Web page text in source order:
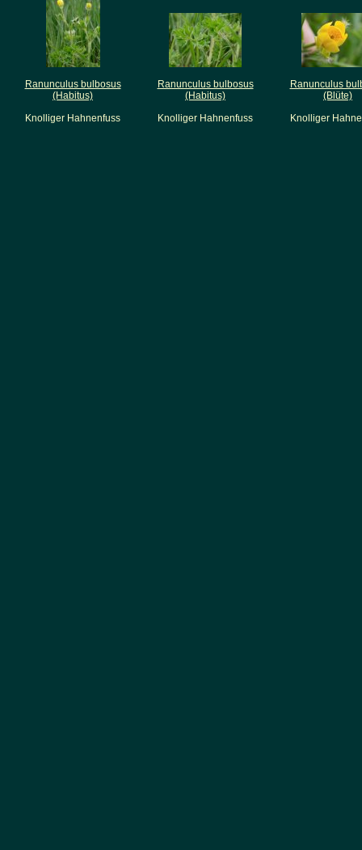
Ranunculus bulbosus
(Habitus)
Knolliger Hahnenfuss
Ranunculus bulbosus
(Habitus)
Knolliger Hahnenfuss
Ranunculus
(Blüte)
Knolliger